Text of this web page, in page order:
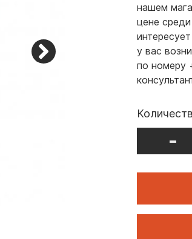
нашем
цене
у вас
по номеру
-